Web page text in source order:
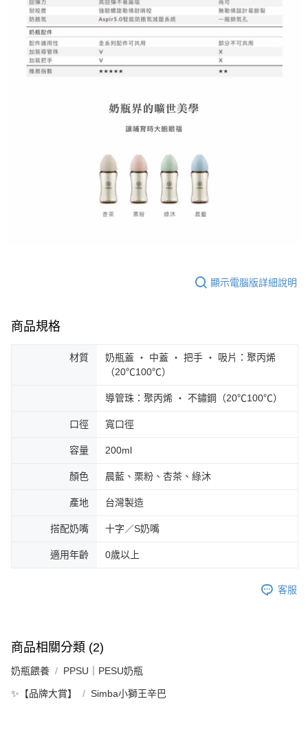
顯示電腦版詳細說明
商品規格
材質
奶瓶蓋 ‧ 中蓋 ‧ 把手 ‧ 吸片：聚丙烯
（20℃100℃）
導管珠：聚丙烯 ‧ 不鏽鋼（20℃100℃）
口徑 寬口徑
容量 200ml
顏色 晨藍、栗粉、杏茶、綠沐
產地 台灣製造
搭配奶嘴 十字／S奶嘴
適用年齡 0歲以上
客服
商品相關分類 (2)
奶瓶餵養 PPSU｜PESU奶瓶
✨【品牌大賞】 Simba小獅王辛巴